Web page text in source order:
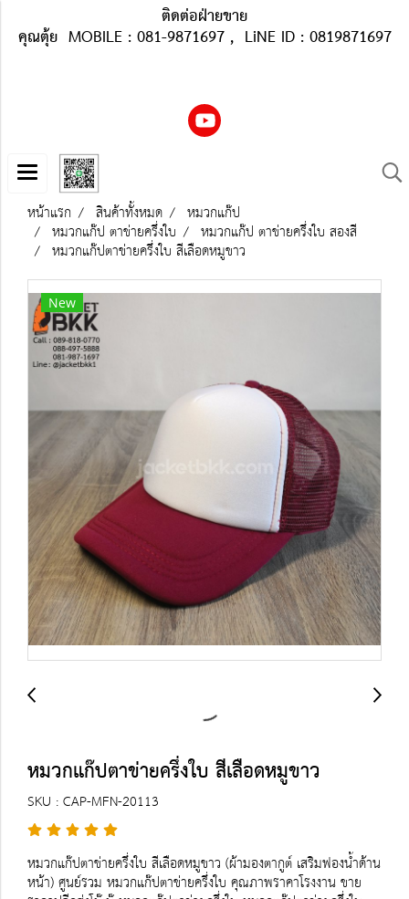
ติดต่อฝ่ายขาย
คุณตุ้ย MOBILE : 081-9871697 , LiNE ID : 0819871697
หน้าแรก สินค้าทั้งหมด หมวกแก๊ป
หมวกแก๊ป ตาข่ายครึ่งใบ หมวกแก๊ป ตาข่ายครึ่งใบ สองสี
หมวกแก๊ปตาข่ายครึ่งใบ สีเลือดหมูขาว
New
หมวกแก๊ปตาข่ายครึ่งใบ สีเลือดหมูขาว
SKU : CAP-MFN-20113
หมวกแก๊ปตาข่ายครึ่งใบ สีเลือดหมูขาว (ผ้ามองตากูต์ เสริมฟองน้ำด้าน
หน้า) ศูนย์รวม หมวกแก๊ปตาข่ายครึ่งใบ คุณภาพราคาโรงงาน ขาย